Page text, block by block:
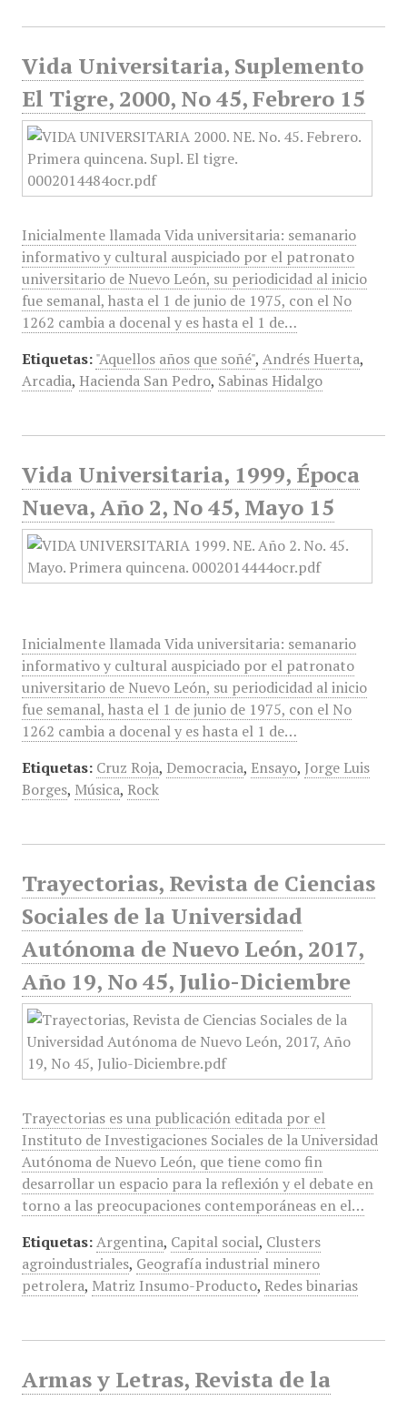
Vida Universitaria, Suplemento
El Tigre, 2000, No 45, Febrero 15
Inicialmente llamada Vida universitaria: semanario
informativo y cultural auspiciado por el patronato
universitario de Nuevo León, su periodicidad al inicio
fue semanal, hasta el 1 de junio de 1975, con el No
1262 cambia a docenal y es hasta el 1 de…
Etiquetas: "Aquellos años que soñé", Andrés Huerta,
Arcadia, Hacienda San Pedro, Sabinas Hidalgo
Vida Universitaria, 1999, Época
Nueva, Año 2, No 45, Mayo 15
Inicialmente llamada Vida universitaria: semanario
informativo y cultural auspiciado por el patronato
universitario de Nuevo León, su periodicidad al inicio
fue semanal, hasta el 1 de junio de 1975, con el No
1262 cambia a docenal y es hasta el 1 de…
Etiquetas: Cruz Roja, Democracia, Ensayo, Jorge Luis
Borges, Música, Rock
Trayectorias, Revista de Ciencias
Sociales de la Universidad
Autónoma de Nuevo León, 2017,
Año 19, No 45, Julio-Diciembre
Trayectorias es una publicación editada por el
Instituto de Investigaciones Sociales de la Universidad
Autónoma de Nuevo León, que tiene como fin
desarrollar un espacio para la reflexión y el debate en
torno a las preocupaciones contemporáneas en el…
Etiquetas: Argentina, Capital social, Clusters
agroindustriales, Geografía industrial minero
petrolera, Matriz Insumo-Producto, Redes binarias
Armas y Letras, Revista de la